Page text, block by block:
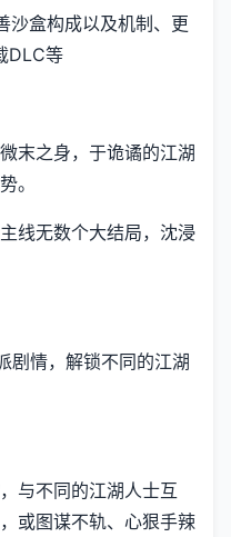
沙盒构成以及机制、更
DLC等
末之身，于诡谲的江湖
。
线无数个大结局，沈浸
情，解锁不同的江湖
与不同的江湖人士互
或图谋不轨、心狠手辣